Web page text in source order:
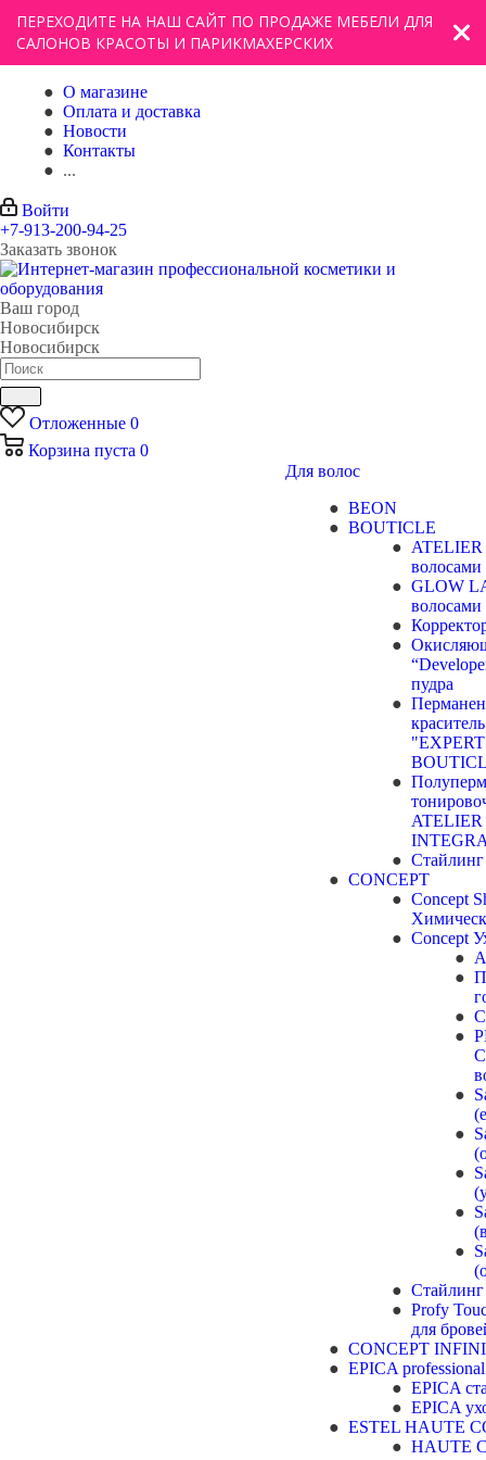
ПЕРЕХОДИТЕ НА НАШ САЙТ ПО ПРОДАЖЕ МЕБЕЛИ ДЛЯ
САЛОНОВ КРАСОТЫ И ПАРИКМАХЕРСКИХ
О магазине
Оплата и доставка
Новости
Контакты
...
Войти
+7-913-200-94-25
Заказать звонок
Ваш город
Новосибирск
Новосибирск
Отложенные 0
Корзина пуста 0
Для волос
BEON
BOUTICLE
ATELIER
волосами
GLOW
волосами
пудра
CONCEPT
Concept
Concept
Стайлинг
Profy
для
CONCEPT
EPICA professional
EPICA
EPICA
ESTEL HAUTE
HAUTE